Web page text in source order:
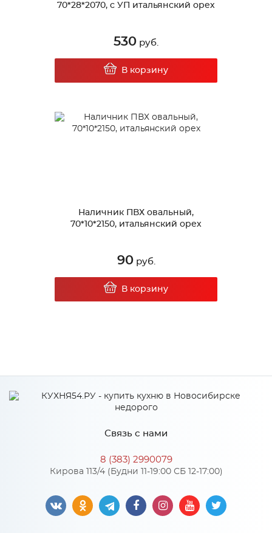
70*28*2070, с УП итальянский орех
530 руб.
В корзину
Наличник ПВХ овальный,
70*10*2150, итальянский орех
90руб.
В корзину
Связь с нами
8 (383) 2990079
Кирова 113/4 (Будни 11-19:00 СБ 12-17:00)